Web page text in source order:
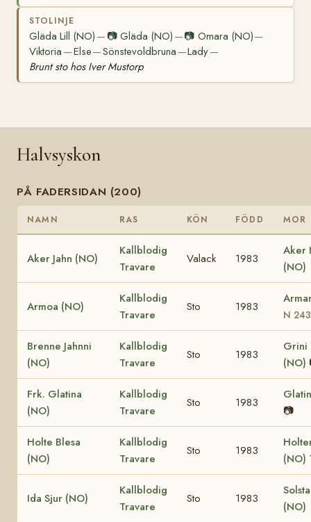
STOLINJE
Gläda Lill (NO) — 📷Gläda (NO) —📷 Omara (NO)—
Viktoria —Else—Sönstevoldbruna —Lady—
Brunt sto hos Iver Mustorp
Halvsyskon
PÅ FADERSIDAN (200)
NAMN RAS KÖN FÖDD MOR
Aker Jahn (NO)
Kallblodig
Travare
Valack 1983
Aker
(NO)
Armoa (NO)
Kallblodig
Travare
Sto 1983
N
Brenne Jahnni
(NO)
Kallblodig
Travare
Sto 1983
Grini
(NO)
Frk. Glatina
(NO)
Kallblodig
Travare
Sto 1983
📷
Holte Blesa
(NO)
Kallblodig
Travare
Sto 1983
(NO)
Ida Sjur (NO)
Kallblodig
Travare
Sto 1983
(NO)